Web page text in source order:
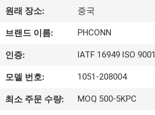
품
우
리
원래 장소: 중국
브랜드 이름: PHCONN
인증: IATF 16949 ISO 9001
모델 번호: 1051-208004
최소 주문 수량: MOQ 500-5KPC